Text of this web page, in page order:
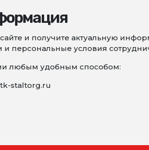
и получите актуальную
и персональные условия
любым удобным способом:
staltorg.ru